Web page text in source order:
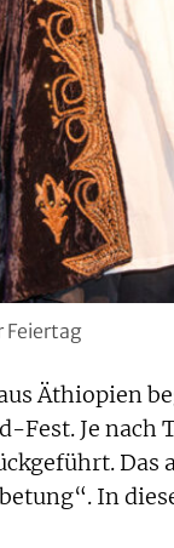
Feiertag
Äthiopien
Fest. Je
In